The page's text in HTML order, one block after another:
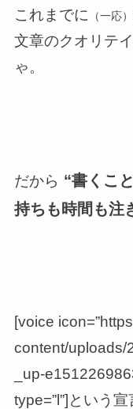
これまでに （一応
文章のクオリテ
ゃ。
だから “書くこ
持ちも時間も注
[voice
content/uploads/
_up-
type=”l”]という